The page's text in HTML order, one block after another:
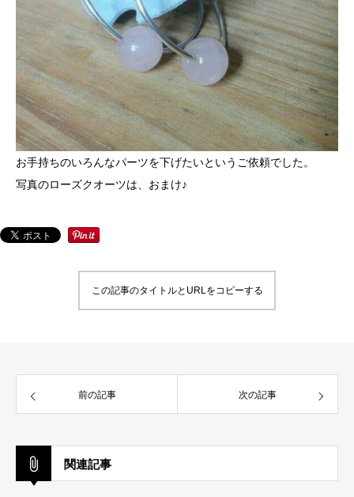
お手持ちのいろんなパーツを下げたいというご依頼でした。
写真のローズクオーツは、おまけ♪
この記事のタイトルとURLをコピーする
前の記事 次の記事
関連記事